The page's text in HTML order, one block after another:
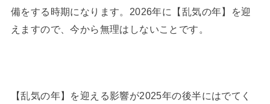
備をする時期になります。2026年に【乱気の年】を迎
えますので、今から無理はしないことです。
【乱気の年】を迎える影響が2025年の後半にはでてく